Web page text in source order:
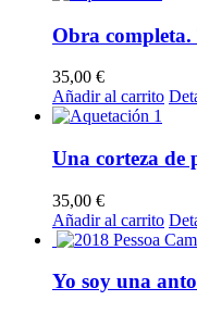
Obra completa.
35,00 €
Añadir al carrito
Una corteza de
35,00 €
Añadir al carrito
Yo soy una